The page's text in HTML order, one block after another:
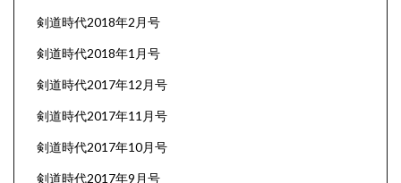
剣道時代2018年2月号
剣道時代2018年1月号
剣道時代2017年12月号
剣道時代2017年11月号
剣道時代2017年10月号
剣道時代2017年9月号